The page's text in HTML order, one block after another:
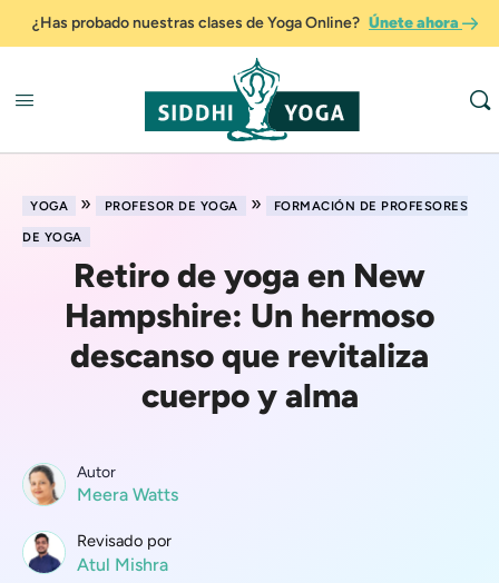
¿Has probado nuestras clases de Yoga Online? Únete ahora
YOGA » PROFESOR DE YOGA »
FORMACIÓN DE PROFESORES
DE YOGA
Retiro de yoga en New
Hampshire: Un hermoso
descanso que revitaliza
cuerpo y alma
Autor
Meera Watts
Revisado por
Atul Mishra